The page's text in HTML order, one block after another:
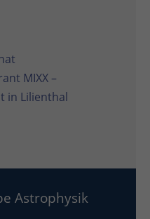
MIXX –
in Lilienthal
Astrophysik